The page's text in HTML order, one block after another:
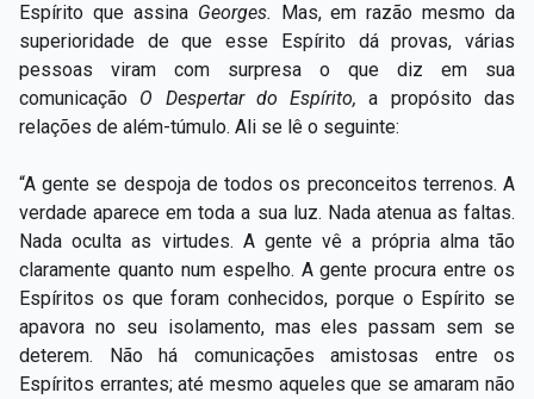
Espírito que assina Georges. Mas, em razão mesmo da
superioridade de que esse Espírito dá provas, várias
pessoas viram com surpresa o que diz em sua
comunicação O Despertar do Espírito,a propósito das
relações de além-túmulo. Ali se lê o seguinte:
“A gente se despoja de todos os preconceitos terrenos. A
verdade aparece em toda a sua luz. Nada atenua as faltas.
Nada oculta as virtudes. A gente vê a própria alma tão
claramente quanto num espelho. A gente procura entre os
Espíritos os que foram conhecidos, porque o Espírito se
apavora no seu isolamento, mas eles passam sem se
deterem. Não há comunicações amistosas entre os
Espíritos errantes; até mesmo aqueles que se amaram não